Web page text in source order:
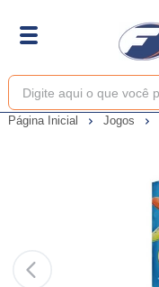
Página Inicial Jogos